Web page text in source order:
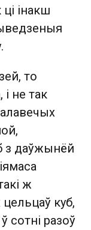
інакш
то
не так
з даўжынёй
ж
куб,
сотні разоў